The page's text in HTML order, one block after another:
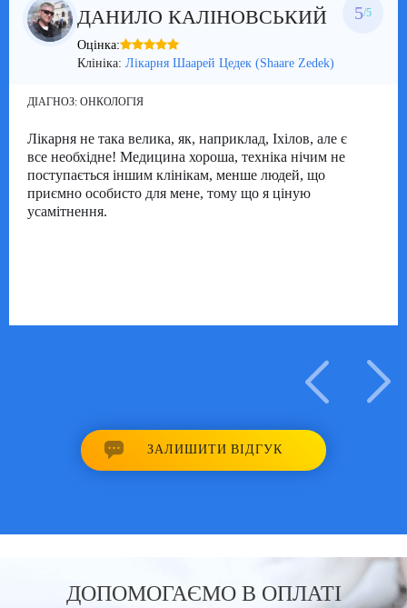
ДАНИЛО КАЛІНОВСЬКИЙ 5/5
Оцінка:
Клініка: Лікарня Шаарей Цедек (Shaare Zedek)
ДІАГНОЗ: ОНКОЛОГІЯ
Лікарня не така велика, як, наприклад, Іхілов, але є
все необхідне! Медицина хороша, техніка нічим не
поступається іншим клінікам, менше людей, що
приємно особисто для мене, тому що я ціную
усамітнення.
ЗАЛИШИТИ ВІДГУК
ДОПОМОГАЄМО В ОПЛАТІ